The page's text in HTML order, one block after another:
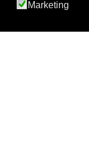
Marketing